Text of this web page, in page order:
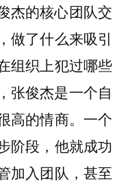
杰的核心团队交
做了什么来吸引
组织上犯过哪些
张俊杰是一个自
高的情商。一个
阶段，他就成功
加入团队，甚至